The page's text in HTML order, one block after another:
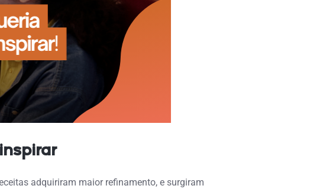
adquiriram maior refinamento, e surgiram